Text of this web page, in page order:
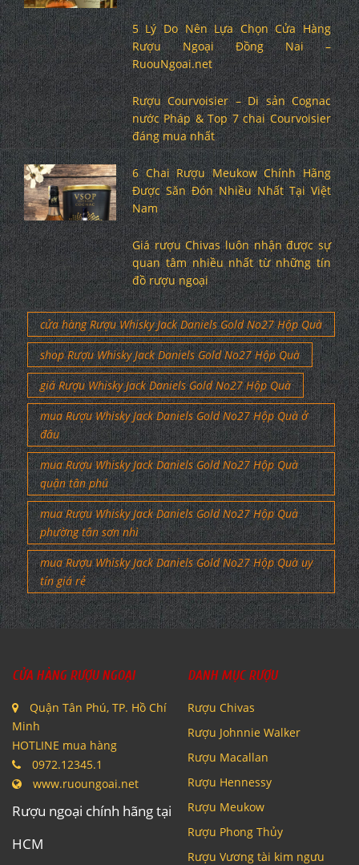
5 Lý Do Nên Lựa Chọn Cửa Hàng
Rượu Ngoại Đồng Nai –
RuouNgoai.net
Rượu Courvoisier – Di sản Cognac
nước Pháp & Top 7 chai Courvoisier
đáng mua nhất
6 Chai Rượu Meukow Chính Hãng
Được Săn Đón Nhiều Nhất Tại Việt
Nam
Giá rượu Chivas luôn nhận được sự
quan tâm nhiều nhất từ những tín
đồ rượu ngoại
cửa hàng Rượu Whisky Jack Daniels Gold No27 Hộp Quà
shop Rượu Whisky Jack Daniels Gold No27 Hộp Quà
giá Rượu Whisky Jack Daniels Gold No27 Hộp Quà
mua Rượu Whisky Jack Daniels Gold No27 Hộp Quà ở
đâu
mua Rượu Whisky Jack Daniels Gold No27 Hộp Quà
quận tân phú
mua Rượu Whisky Jack Daniels Gold No27 Hộp Quà
phường tân sơn nhì
mua Rượu Whisky Jack Daniels Gold No27 Hộp Quà uy
tín giá rẻ
CỬA HÀNG RƯỢU NGOẠI
Quận Tân Phú, TP. Hồ Chí
Minh
HOTLINE mua hàng
0972.12345.1
www.ruoungoai.net
Rượu ngoại chính hãng tại
HCM
DANH MỤC RƯỢU
Rượu Chivas
Rượu Johnnie Walker
Rượu Macallan
Rượu Hennessy
Rượu Meukow
Rượu Phong Thủy
Rượu Vương tài kim ngưu